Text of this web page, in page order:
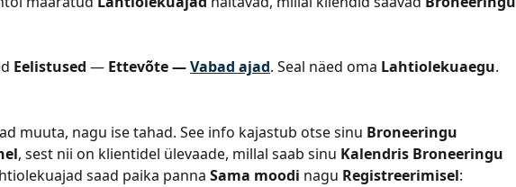
Eelistused — Ettevõte —Vabad ajad. Seal näed oma Lahtiolekuaegu.
muuta, nagu ise tahad. See info kajastub otse sinu Broneeringu
, sest nii on klientidel ülevaade, millal saab sinu Kalendris Broneeringu
saad paika panna Sama moodi nagu Registreerimisel: